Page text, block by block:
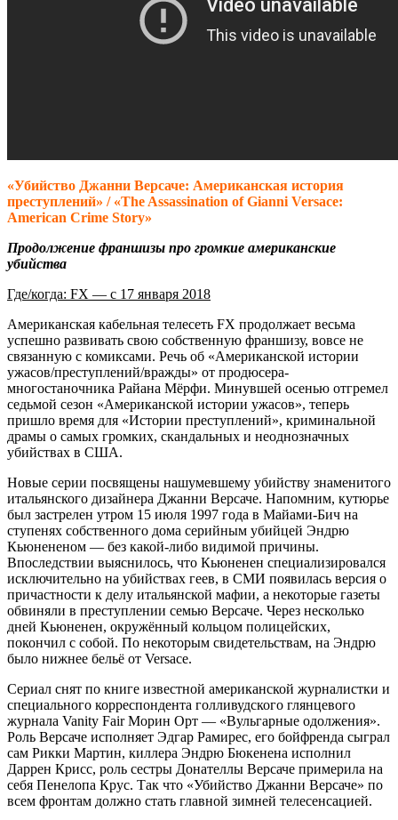
«Убийство Джанни Версаче: Американская история
преступлений» / «The Assassination of Gianni Versace:
American Crime Story»
Продолжение франшизы про громкие американские
убийства
Где/когда: FX — с 17 января 2018
Американская кабельная телесеть FX продолжает весьма
успешно развивать свою собственную франшизу, вовсе не
связанную с комиксами. Речь об «Американской истории
ужасов/преступлений/вражды» от продюсера-
многостаночника Райана Мёрфи. Минувшей осенью отгремел
седьмой сезон «Американской истории ужасов», теперь
пришло время для «Истории преступлений», криминальной
драмы о самых громких, скандальных и неоднозначных
убийствах в США.
Новые серии посвящены нашумевшему убийству знаменитого
итальянского дизайнера Джанни Версаче. Напомним, кутюрье
был застрелен утром 15 июля 1997 года в Майами-Бич на
ступенях собственного дома серийным убийцей Эндрю
Кьюнененом — без какой-либо видимой причины.
Впоследствии выяснилось, что Кьюненен специализировался
исключительно на убийствах геев, в СМИ появилась версия о
причастности к делу итальянской мафии, а некоторые газеты
обвиняли в преступлении семью Версаче. Через несколько
дней Кьюненен, окружённый кольцом полицейских,
покончил с собой. По некоторым свидетельствам, на Эндрю
было нижнее бельё от Versace.
Сериал снят по книге известной американской журналистки и
специального корреспондента голливудского глянцевого
журнала Vanity Fair Морин Орт — «Вульгарные одолжения».
Роль Версаче исполняет Эдгар Рамирес, его бойфренда сыграл
сам Рикки Мартин, киллера Эндрю Бюкенена исполнил
Даррен Крисс, роль сестры Донателлы Версаче примерила на
себя Пенелопа Крус. Так что «Убийство Джанни Версаче» по
всем фронтам должно стать главной зимней телесенсацией.